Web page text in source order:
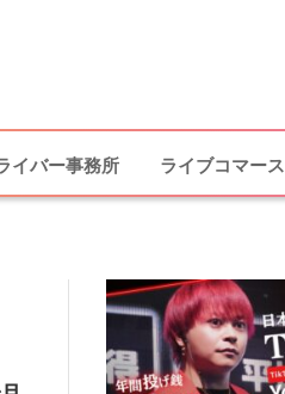
イバー事務所 ライブコマース